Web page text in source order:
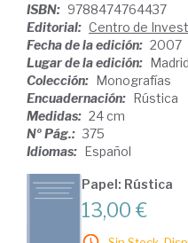
ISBN: 9788474764437
Editorial: Centro de
Fecha de la edición: 2007
Lugar de la edición:
Colección: Monografías
Encuadernación: Rústica
Medidas: 24 cm
Nº Pág.: 375
Idiomas: Español
Papel: Rústica
13,00 €